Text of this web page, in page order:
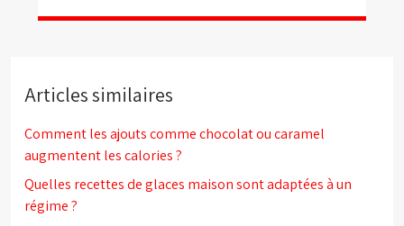
Articles similaires
Comment les ajouts comme chocolat ou caramel
augmentent les calories ?
Quelles recettes de glaces maison sont adaptées à un
régime ?